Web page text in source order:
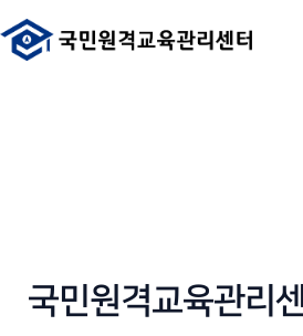
국민원격교육관리